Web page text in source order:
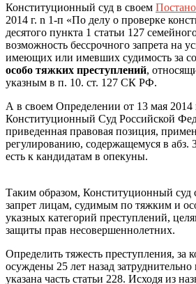
Конституционный суд в своем
2014 г. n 1-п «По делу о проверке
десятого пункта 1 статьи 127
возможность бессрочного запрета на
имеющих или имевших судимость за
особо тяжких преступлений,
указным в п. 10. ст. 127 СК РФ.
А в своем Определении от 13 мая
Конституционный Суд Российской
приведенная правовая позиция,
регулированию, содержащемуся в абз.
есть к кандидатам в опекуны.
Таким образом, Конституционный суд
запрет лицам, судимым по тяжким и
указных категорий преступлений,
защиты прав несовершеннолетних.
Определить тяжесть преступления, за
осуждены 25 лет назад затруднительно
указана часть статьи 228. Исходя из